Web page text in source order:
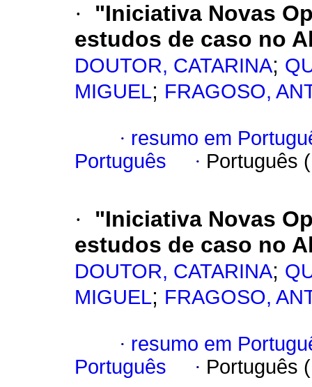
·
"Iniciativa Novas
estudos de caso no
DOUTOR, CATARINA;
MIGUEL; FRAGOSO,
· resumo em
Português
· Português
·
"Iniciativa Novas
estudos de caso no
DOUTOR, CATARINA;
MIGUEL; FRAGOSO,
· resumo em
Português
· Português